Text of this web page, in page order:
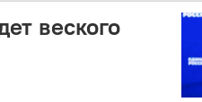
веского